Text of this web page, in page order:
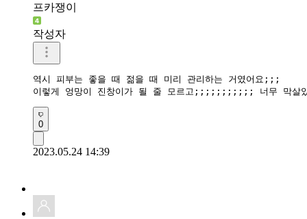
프카쟁이
작성자
역시 피부는 좋을 때 젊을 때 미리 관리하는 거였어요;;;
이렇게 엉망이 진창이가 될 줄 모르고;;;;;;;;;;; 너무
0
2023.05.24 14:39